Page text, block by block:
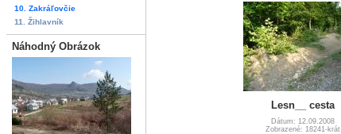
10. Zakráľovčie
11. Žihlavník
Náhodný Obrázok
Lesn__ cesta
Dátum: 12.09.2008
Zobrazené: 18241-krát